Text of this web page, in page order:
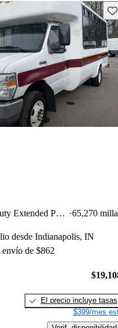
E-350 XLT Super Duty Extended Passenger Van 65,270
desde Indianapolis, IN
de $862
El precio incluye tasas
$399/mes